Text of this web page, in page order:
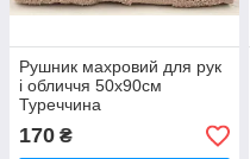
Рушник махровий для рук
і обличчя 50х90см
Туреччина
170 ₴